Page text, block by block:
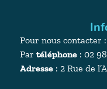
Pour nous contacter :
Par téléphone : 02
Adresse : 2 Rue de